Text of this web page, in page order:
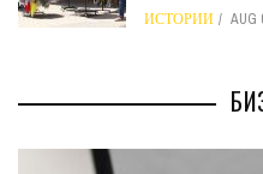
ИСТОРИИ AUG